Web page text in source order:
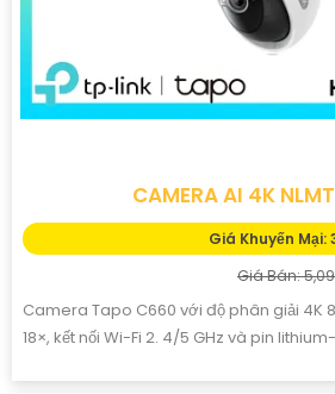
CAMERA AI 4K
Giá Khuyến Mại:
Giá Bán:
Camera Tapo C660 với độ phân giải 4K
18×, kết nối Wi-Fi 2. 4/5 GHz và pin